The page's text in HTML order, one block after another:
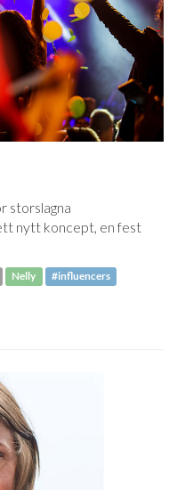
storslagna
nytt koncept, en fest
Nelly #influencers